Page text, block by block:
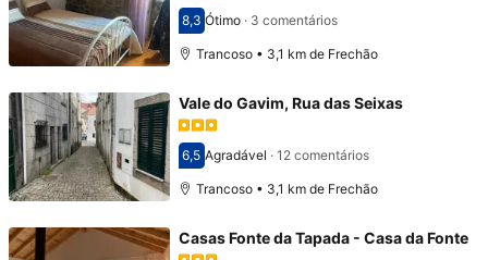
Pontuado com 8,3
8,3 Ótimo· 3 comentários
Trancoso • 3,1 km de Frechão
Vale do Gavim, Rua das Seixas
Pontuado com 6,5
6,5 Agradável · 12 comentários
Trancoso • 3,1 km de Frechão
Casas Fonte da Tapada - Casa da Fonte